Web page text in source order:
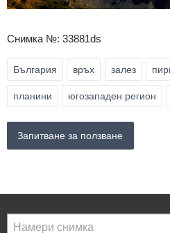
Снимка №: 33881ds
България връх залез
планини югозападен регион
Запитване за ползване